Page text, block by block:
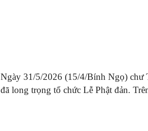
Ngày 31/5/2026 (15/4/Bính Ngọ)
đã long trọng tổ chức Lễ Phật đản.